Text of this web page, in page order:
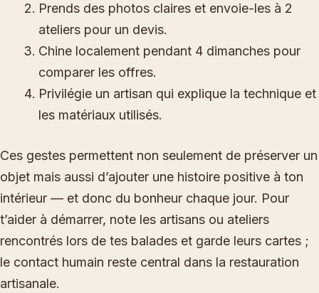
Prends des photos claires et envoie-les à 2
ateliers pour un devis.
Chine localement pendant 4 dimanches pour
comparer les offres.
Privilégie un artisan qui explique la technique et
les matériaux utilisés.
Ces gestes permettent non seulement de préserver un
objet mais aussi d’ajouter une histoire positive à ton
intérieur — et donc du bonheur chaque jour. Pour
t’aider à démarrer, note les artisans ou ateliers
rencontrés lors de tes balades et garde leurs cartes ;
le contact humain reste central dans la restauration
artisanale.